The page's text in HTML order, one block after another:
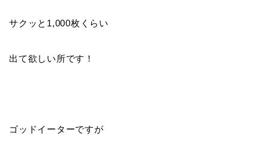
サクッと1,000枚くらい
出て欲しい所です！
ゴッドイーターですが